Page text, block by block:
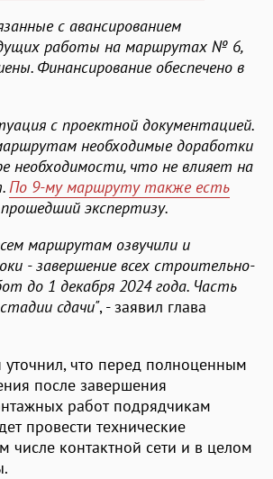
с авансированием
работы на маршрутах № 6,
Финансирование обеспечено в
с проектной документацией.
необходимые доработки
необходимости, что не влияет на
По 9-му маршруту также есть
экспертизу.
маршрутам озвучили и
- завершение всех строительно-
до 1 декабря 2024 года. Часть
сдачи", - заявил глава
уточнил, что перед полноценным
после завершения
работ подрядчикам
провести технические
числе контактной сети и в целом